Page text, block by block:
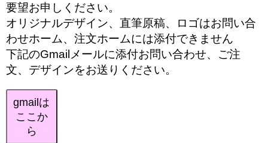
要望お申しください。
オリジナルデザイン、直筆原稿、ロゴはお問い合
わせホーム、注文ホームには添付できません
下記のGmailメールに添付お問い合わせ、ご注
文、デザインをお送りください。
gmailは
ここか
ら